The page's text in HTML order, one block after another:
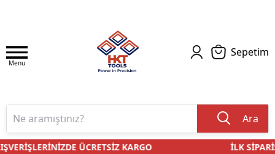
Menu
Sepetim
Ara
ÜCRETSİZ KARGO İLK